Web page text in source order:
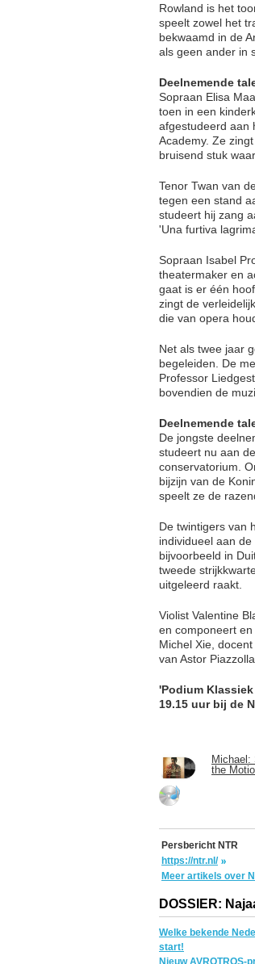
Rowland is het
speelt zowel het
bekwaamd in de
als geen ander in
Deelnemende
Sopraan Elisa
toen in een
afgestudeerd aan
Academy. Ze
bruisend stuk
Tenor Twan van
tegen een stand
studeert hij zang
'Una furtiva
Sopraan Isabel
theatermaker en
gaat is er één
zingt de
die van opera
Net als twee jaar
begeleiden. De
Professor
bovendien de
Deelnemende
De jongste
studeert nu aan
conservatorium.
bijzijn van de
speelt ze de
De twintigers van
individueel aan
bijvoorbeeld in
tweede
uitgeleerd raakt.
Violist Valentine
en componeert
Michel Xie,
van Astor
'Podium
19.15 uur bij de
Michael:
the
Persbericht NTR
https://ntr.nl/
Meer artikels over
DOSSIER:
Welke bekende
start!
Nieuw AVROTROS-